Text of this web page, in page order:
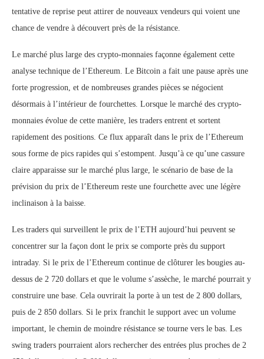
tentative de reprise peut attirer de nouveaux vendeurs qui voient une
chance de vendre à découvert près de la résistance.
Le marché plus large des crypto-monnaies façonne également cette
analyse technique de l’Ethereum. Le Bitcoin a fait une pause après une
forte progression, et de nombreuses grandes pièces se négocient
désormais à l’intérieur de fourchettes. Lorsque le marché des crypto-
monnaies évolue de cette manière, les traders entrent et sortent
rapidement des positions. Ce flux apparaît dans le prix de l’Ethereum
sous forme de pics rapides qui s’estompent. Jusqu’à ce qu’une cassure
claire apparaisse sur le marché plus large, le scénario de base de la
prévision du prix de l’Ethereum reste une fourchette avec une légère
inclinaison à la baisse.
Les traders qui surveillent le prix de l’ETH aujourd’hui peuvent se
concentrer sur la façon dont le prix se comporte près du support
intraday. Si le prix de l’Ethereum continue de clôturer les bougies au-
dessus de 2 720 dollars et que le volume s’assèche, le marché pourrait y
construire une base. Cela ouvrirait la porte à un test de 2 800 dollars,
puis de 2 850 dollars. Si le prix franchit le support avec un volume
important, le chemin de moindre résistance se tourne vers le bas. Les
swing traders pourraient alors rechercher des entrées plus proches de 2